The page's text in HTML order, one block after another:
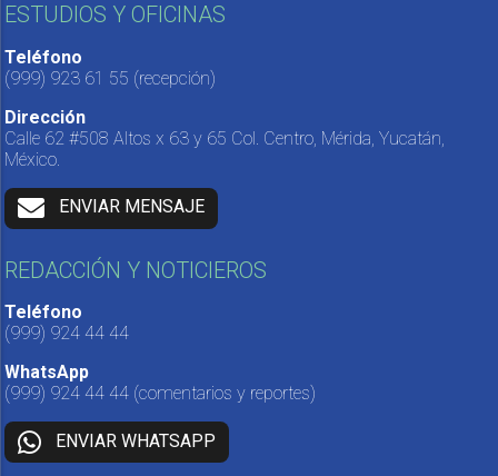
ESTUDIOS Y OFICINAS
Teléfono
(999) 923 61 55 (recepción)
Dirección
Calle 62 #508 Altos x 63 y 65 Col. Centro, Mérida, Yucatán,
México.
ENVIAR MENSAJE
REDACCIÓN Y NOTICIEROS
Teléfono
(999) 924 44 44
WhatsApp
(999) 924 44 44 (comentarios y reportes)
ENVIAR WHATSAPP